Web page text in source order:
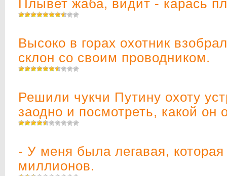
Плывет жаба, видит - карась
Высоко в горах охотник
склон со своим проводником.
Решили чукчи Путину охоту
заодно и посмотреть, какой он
- У меня была легавая,
миллионов.